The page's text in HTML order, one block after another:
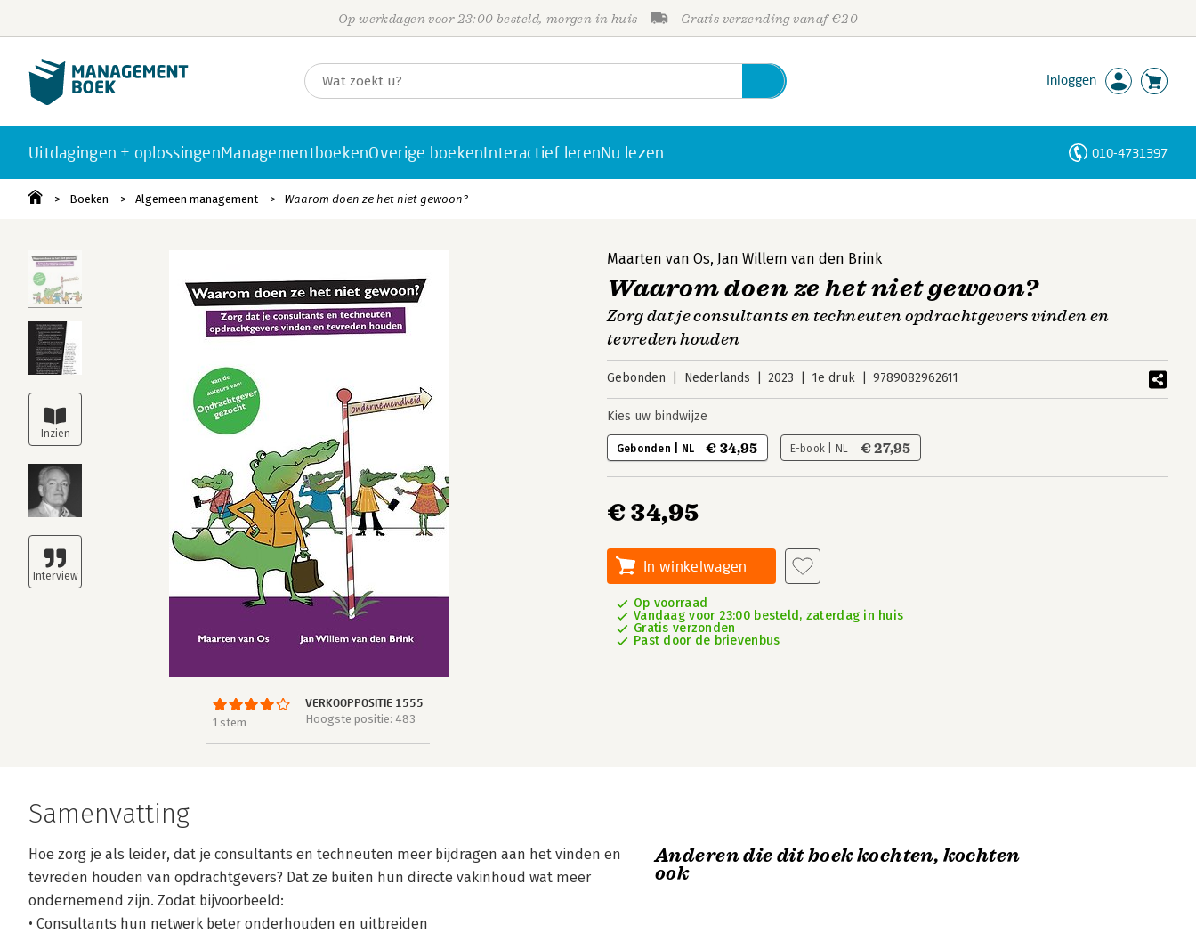
Op werkdagen voor 23:00 besteld, morgen in huis Gratis verzending vanaf €20
Inloggen
Uitdagingen + oplossingenManagementboekenOverige boekenInteractief lerenNu lezen 010-4731397
Boeken Algemeen management Waarom doen ze het niet gewoon?
1 stem
VERKOOPPOSITIE 1555
Hoogste positie: 483
Maarten van Os, Jan Willem van den Brink
Waarom doen ze het niet gewoon?
Zorg dat je consultants en techneuten opdrachtgevers vinden en
tevreden houden
Gebonden Nederlands 2023 1e druk 9789082962611
Kies uw bindwijze
Gebonden | NL € 34,95 E-book | NL € 27,95
€ 34,95
In winkelwagen
Op voorraad
Vandaag voor 23:00 besteld, zaterdag in huis
Gratis verzonden
Past door de brievenbus
Samenvatting
Hoe zorg je als leider, dat je consultants en techneuten meer bijdragen aan het vinden en
tevreden houden van opdrachtgevers? Dat ze buiten hun directe vakinhoud wat meer
ondernemend zijn. Zodat bijvoorbeeld:
• Consultants hun netwerk beter onderhouden en uitbreiden
Anderen die dit boek kochten, kochten
ook
Personen